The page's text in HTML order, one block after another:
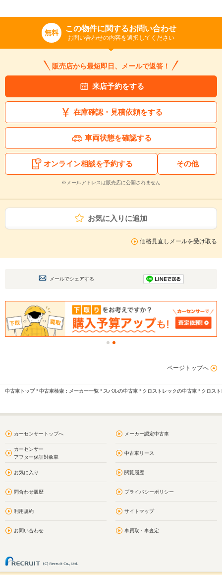
無料 この物件に関するお問い合わせ
お問い合わせの内容を選択してください
販売店から最短即日、メールで返答！
来店予約をする
在庫確認・見積依頼をする
車両状態を確認する
オンライン相談を予約する その他
※メールアドレスは販売店に公開されません
お気に入りに追加
価格見直しメールを受け取る
メールでシェアする
ページトップへ
中古車トップ 中古車検索：メーカー一覧 スバルの中古車 クロストレックの中古車 クロス
カーセンサートップへ メーカー認定中古車
カーセンサー
アフター保証対象車
中古車リース
お気に入り 閲覧履歴
問合わせ履歴 プライバシーポリシー
利用規約 サイトマップ
お問い合わせ 車買取・車査定